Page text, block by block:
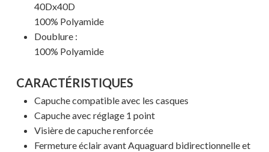
40Dx40D
100% Polyamide
Doublure :
100% Polyamide
CARACTÉRISTIQUES
Capuche compatible avec les casques
Capuche avec réglage 1 point
Visière de capuche renforcée
Fermeture éclair avant Aquaguard bidirectionnelle et